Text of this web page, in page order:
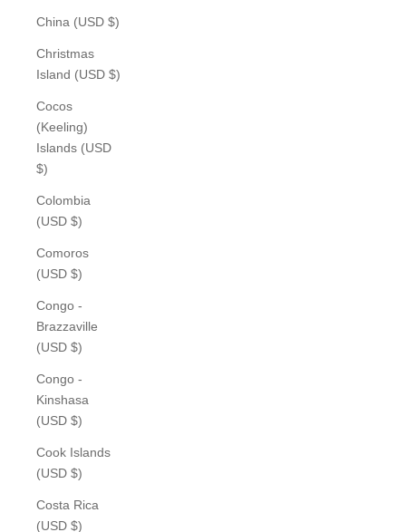
China (USD $)
Christmas
Island (USD $)
Cocos
(Keeling)
Islands (USD
$)
Colombia
(USD $)
Comoros
(USD $)
Congo -
Brazzaville
(USD $)
Congo -
Kinshasa
(USD $)
Cook Islands
(USD $)
Costa Rica
(USD $)